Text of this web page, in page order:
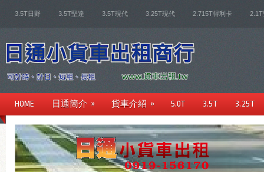
3.5T日野 3.5T堅達 3.5T現代 3.25T現代 2.715T得利卡 2.1T
HOME 日通簡介 » 貨車介紹 » 5.0T 3.5T 3.25T